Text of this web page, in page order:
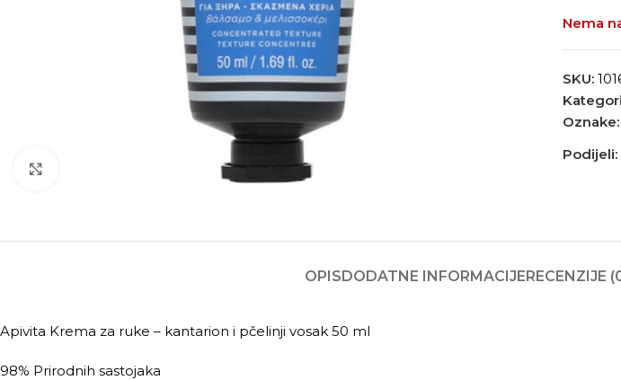
Nema
SKU:
Oznake:
Podijeli:
OPISDODATNE INFORMACIJERECENZIJE
Apivita Krema za ruke – kantarion i pčelinji vosak 50 ml
98% Prirodnih sastojaka